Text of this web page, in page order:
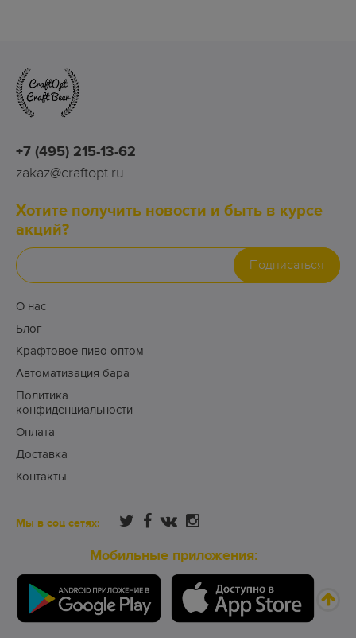
+7 (495) 215-13-62
zakaz@craftopt.ru
Хотите получить новости и быть в курсе
акций?
Подписаться
О нас
Блог
Крафтовое пиво оптом
Автоматизация бара
Политика
конфиденциальности
Оплата
Доставка
Контакты
Мы в соц сетях:
Мобильные приложения: